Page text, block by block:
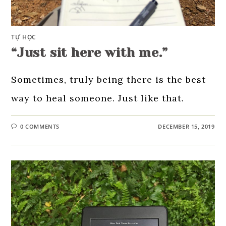
TỰ HỌC
“Just sit here with me.”
Sometimes, truly being there is the best
way to heal someone. Just like that.
0 COMMENTS DECEMBER 15, 2019